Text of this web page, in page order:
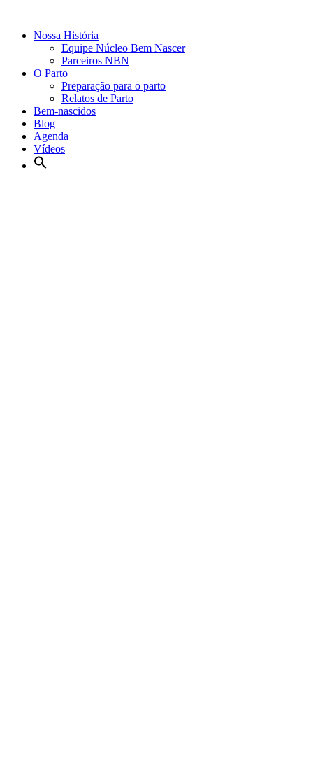
Nossa História
Equipe Núcleo Bem Nascer
Parceiros NBN
O Parto
Preparação para o parto
Relatos de Parto
Bem-nascidos
Blog
Agenda
Vídeos